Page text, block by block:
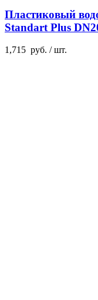
Пластиковый
Standart Plus
1,715 руб. / шт.